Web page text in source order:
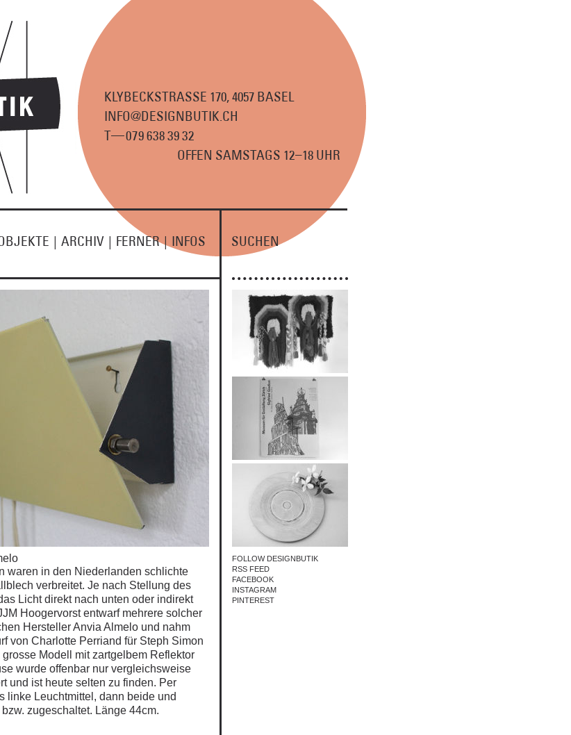
KLYBECKSTRASSE 170, 4057 BASEL
INFO@DESIGNBUTIK.CH
T—0796383932
OFFEN SAMSTAGS 12–18 UHR
| ARCHIV | FERNER | INFOS SUCHEN
FOLLOW DESIGNBUTIK
RSS FEED
FACEBOOK
INSTAGRAM
PINTEREST
waren in den Niederlanden schlichte
verbreitet. Je nach Stellung des
Licht direkt nach unten oder indirekt
Hoogervorst entwarf mehrere solcher
Hersteller Anvia Almelo und nahm
von Charlotte Perriand für Steph Simon
Modell mit zartgelbem Reflektor
wurde offenbar nur vergleichsweise
und ist heute selten zu finden. Per
linke Leuchtmittel, dann beide und
zugeschaltet. Länge 44cm.